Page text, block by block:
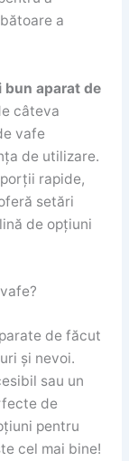
a
bun aparat de
câteva
vafe
de utilizare.
rapide,
setări
de opțiuni
de făcut
și nevoi.
sau un
de
pentru
cel mai bine!